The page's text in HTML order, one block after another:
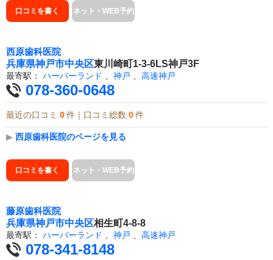
口コミを書く ネット・WEB予約
西原歯科医院
兵庫県神戸市中央区東川崎町1-3-6LS神戸3F
最寄駅： ハーバーランド 神戸 高速神戸
078-360-0648
最近の口コミ 0 件｜口コミ総数 0 件
▶ 西原歯科医院のページを見る
口コミを書く ネット・WEB予約
藤原歯科医院
兵庫県神戸市中央区相生町4-8-8
最寄駅： ハーバーランド 、 神戸 、 高速神戸
078-341-8148